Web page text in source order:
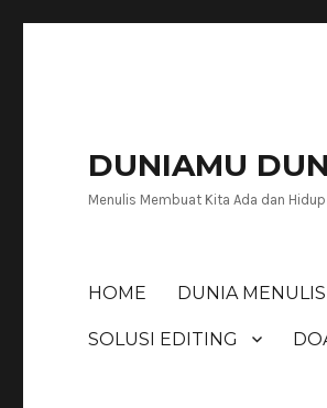
DUNIAMU
Menulis Membuat Kita Ada dan Hidup
HOME DUNIA MENULIS
SOLUSI EDITING